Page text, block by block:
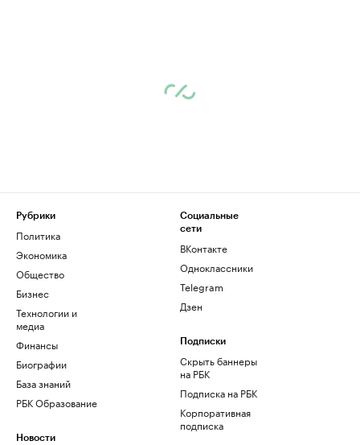
Рубрики
Политика
Экономика
Общество
Бизнес
Технологии и
медиа
Финансы
Биографии
База знаний
РБК Образование
Новости
Социальные
сети
ВКонтакте
Одноклассники
Telegram
Дзен
Подписки
Скрыть баннеры
на РБК
Подписка на РБК
Корпоративная
подписка